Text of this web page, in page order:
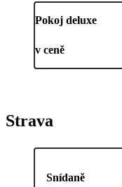
Pokoj deluxe
v ceně
Strava
Snídaně